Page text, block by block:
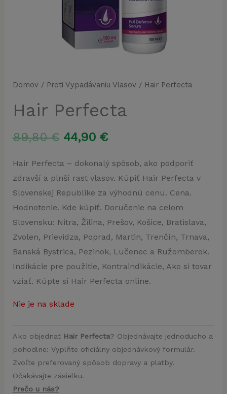
Domov / Proti Vypadávaniu Vlasov / Hair Perfecta
Hair Perfecta
89,80€ Pôvodná
cena
bola:
89,80 €.
44,90 €Aktuálna
cena
je:
44,90 €.
Hair Perfecta – dokonalý spôsob, ako podporiť
zdravší a plnší rast vlasov. Kúpiť Hair Perfecta v
Slovenskej Republike za výhodnú cenu. Cena.
Hodnotenie. Kde kúpiť. Doručenie na celom
Slovensku: Nitra, Žilina, Prešov, Košice, Bratislava,
Zvolen, Prievidza, Poprad, Martin, Trenčín, Trnava,
Banská Bystrica, Pezinok, Lučenec a Ružomberok.
Indikácie pre použitie, Kontraindikácie, Ako si tovar
vziať. Kúpte si Hair Perfecta online.
Nie je na sklade
Ako objednať Hair Perfecta? Objednávajte jednoducho a
pohodlne: Vyplňte oficiálny objednávkový formulár.
Zvoľte preferovaný spôsob dopravy a platby.
Očakávajte zásielku.
Prečo u nás?